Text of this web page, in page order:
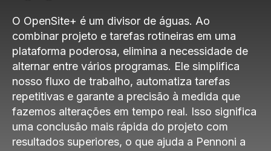
O OpenSite+ é um divisor de águas. Ao
combinar projeto e tarefas rotineiras em uma
plataforma poderosa, elimina a necessidade de
alternar entre vários programas. Ele simplifica
nosso fluxo de trabalho, automatiza tarefas
repetitivas e garante a precisão à medida que
fazemos alterações em tempo real. Isso significa
uma conclusão mais rápida do projeto com
resultados superiores, o que ajuda a Pennoni a